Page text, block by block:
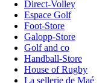
Direct-Volley
Espace Golf
Foot-Store
Galopp-Store
Golf and co
Handball-Store
House of Rugby
La sellerie de Maé